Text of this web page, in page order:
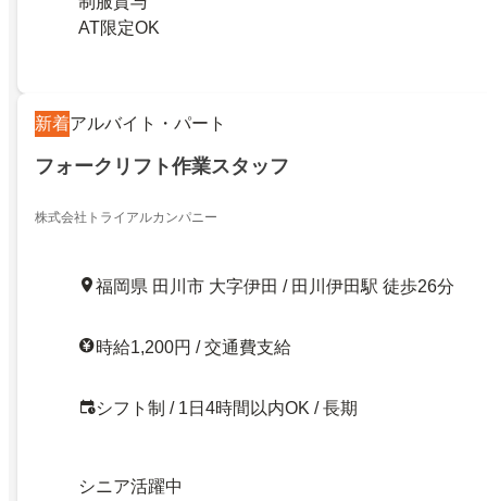
AT限定OK
新着アルバイト・パート
フォークリフト作業スタッフ
株式会社トライアルカンパニー
福岡県 田川市 大字伊田 / 田川伊田駅 徒歩26分
時給1,200円 / 交通費支給
シフト制 / 1日4時間以内OK / 長期
シニア活躍中